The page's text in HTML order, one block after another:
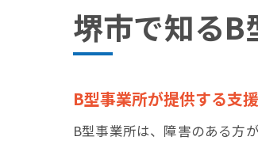
堺市で知るB
B型事業所が提供する支
B型事業所は、障害のある方